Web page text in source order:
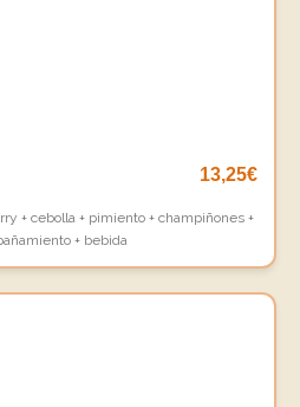
13,25€
+ cebolla + pimiento + champiñones +
+ bebida